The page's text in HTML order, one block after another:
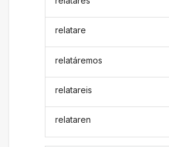
relatare
relatáremos
relatareis
relataren